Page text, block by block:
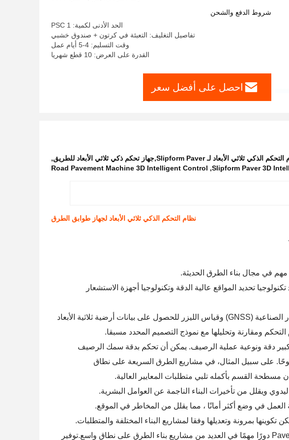
شروط الدفع والشحن
الحد الأدنى لكمية: 1 PSC
تفاصيل التغليف: التعبئة في كرتون + صندوق خشبي
وقت التسليم: 4-5 أيام عمل
القدرة على العرض: 10 قطع شهريا
احصل على أفضل سعر
,
Slipform Paver 3D
,
Road Pavement Machine 3D Intelligent Control
نظام التحكم الذكي ثلاثي الأبعاد لجهاز طوابق الطرق
تحديد المواقع عالية الدقة وتكنولوجيا أجهزة الاستشعار
مبدأ عملها هو استخدام تقنيات مثل نظام الملاحة العالمي بالأقمار الصناعية (GNSS) وقياس الليزر للحصول على بيانات أرضية ثلاثية الأبعاد
ومقارنة وتحليلها مع نموذج التصميم المحدد مسبقا.
كبير دقة ونوعية عملية الرصيف. يمكن أن تحكم بدقة سمك الرصيف
على سبيل المثال، في مشاريع الطرق السريعة على نطاق
مسطحة القسم بأكمله تلبي متطلبات المعايير العالية.
ويقلل من تأخيرات البناء الناجمة عن العوامل البشرية.
العمل في وضع أكثر أمانًا ، مما يقلل من المخاطر في الموقع.
بمرونة وتعديلها وفقا لمشاريع البناء المختلفة والمتطلبات.
في التطبيقات العملية، لعب نظام التحكم الذكي ثلاثي الأبعاد لـ Paver دورًا مهمًا في العديد من مشاريع بناء الطرق على نطاق واسع.توفير